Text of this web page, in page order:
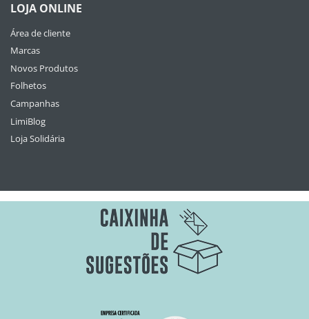
LOJA ONLINE
Área de cliente
Marcas
Novos Produtos
Folhetos
Campanhas
LimiBlog
Loja Solidária